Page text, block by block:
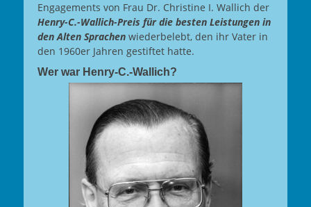
Engagements von Frau Dr. Christine I. Wallich der
Henry-C.-Wallich-Preis für die besten Leistungen in
den Alten Sprachen wiederbelebt, den ihr Vater in
den 1960er Jahren gestiftet hatte.
Wer war Henry-C.-Wallich?